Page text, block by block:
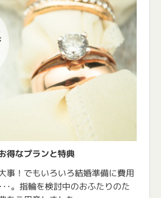
得なプランと特典
事！でもいろいろ結婚準備に費用
･。指輪を検討中のおふたりのた